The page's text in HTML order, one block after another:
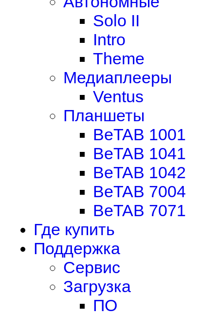
Solo II
Intro
Theme
Медиаплееры
Ventus
Планшеты
BeTAB 1001
BeTAB 1041
BeTAB 1042
BeTAB 7004
BeTAB 7071
Где купить
Поддержка
Сервис
Загрузка
ПО